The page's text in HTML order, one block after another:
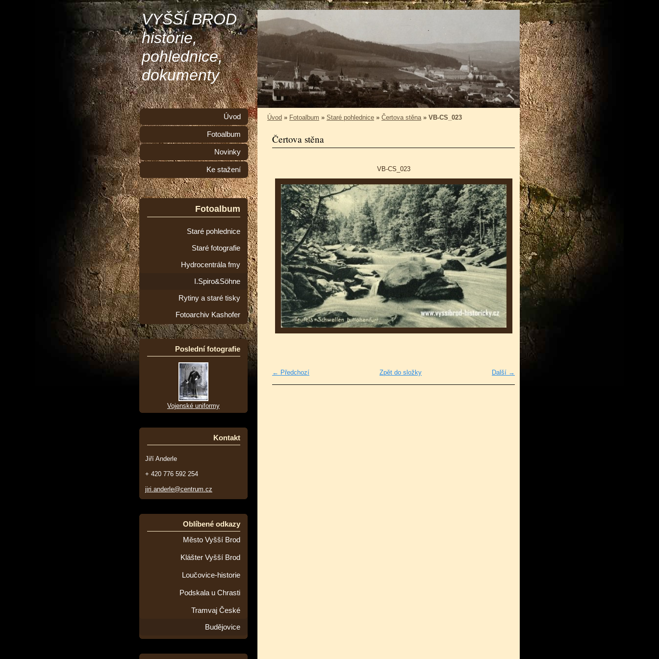
VYŠŠÍ BROD
historie,
pohlednice,
dokumenty
Úvod » Fotoalbum » Staré pohlednice » Čertova stěna» VB-CS_023
Čertova stěna
VB-CS_023
← Předchozí Další →
Zpět do složky
Úvod
Fotoalbum
Novinky
Ke stažení
Fotoalbum
Staré pohlednice
Staré fotografie
Hydrocentrála fmy
I.Spiro&Söhne
Rytiny a staré tisky
Fotoarchiv Kashofer
Poslední fotografie
Vojenské uniformy
Kontakt
Jiří Anderle
+ 420 776 592 254
jiri.anderle@centrum.cz
Oblíbené odkazy
Město Vyšší Brod
Klášter Vyšší Brod
Loučovice-historie
Podskala u Chrasti
Tramvaj České
Budějovice